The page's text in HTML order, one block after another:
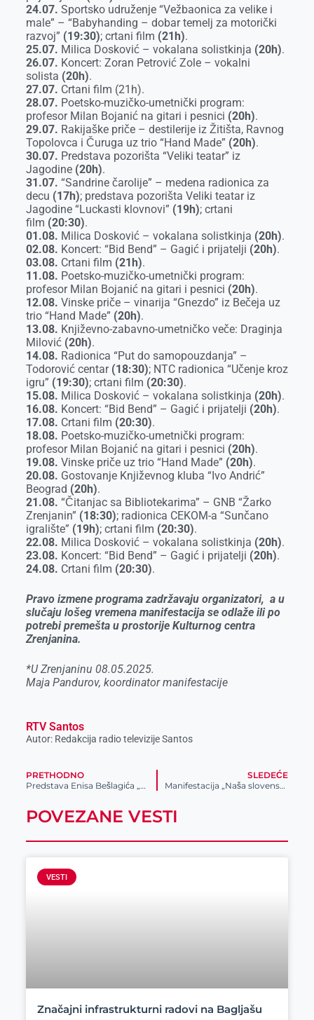
24.07. Sportsko udruženje “Vežbaonica za velike i
male” – “Babyhanding – dobar temelj za motorički
razvoj” (19:30); crtani film (21h).
25.07. Milica Dosković – vokalana solistkinja (20h).
26.07. Koncert: Zoran Petrović Zole – vokalni
solista (20h).
27.07. Crtani film (21h).
28.07. Poetsko-muzičko-umetnički program:
profesor Milan Bojanić na gitari i pesnici (20h).
29.07. Rakijaške priče – destilerije iz Žitišta, Ravnog
Topolovca i Čuruga uz trio “Hand Made” (20h).
30.07. Predstava pozorišta “Veliki teatar” iz
Jagodine (20h).
31.07. “Sandrine čarolije” – medena radionica za
decu (17h); predstava pozorišta Veliki teatar iz
Jagodine “Luckasti klovnovi” (19h); crtani
film (20:30).
01.08. Milica Dosković – vokalana solistkinja (20h).
02.08. Koncert: “Bid Bend” – Gagić i prijatelji (20h).
03.08. Crtani film (21h).
11.08. Poetsko-muzičko-umetnički program:
profesor Milan Bojanić na gitari i pesnici (20h).
12.08. Vinske priče – vinarija “Gnezdo” iz Bečeja uz
trio “Hand Made” (20h).
13.08. Književno-zabavno-umetničko veče: Draginja
Milović (20h).
14.08. Radionica “Put do samopouzdanja” –
Todorović centar (18:30); NTC radionica “Učenje kroz
igru” (19:30); crtani film (20:30).
15.08. Milica Dosković – vokalana solistkinja (20h).
16.08. Koncert: “Bid Bend” – Gagić i prijatelji (20h).
17.08. Crtani film (20:30).
18.08. Poetsko-muzičko-umetnički program:
profesor Milan Bojanić na gitari i pesnici (20h).
19.08. Vinske priče uz trio “Hand Made” (20h).
20.08. Gostovanje Književnog kluba “Ivo Andrić”
Beograd (20h).
21.08. “Čitanjac sa Bibliotekarima” – GNB “Žarko
Zrenjanin” (18:30); radionica CEKOM-a “Sunčano
igralište” (19h); crtani film (20:30).
22.08. Milica Dosković – vokalana solistkinja (20h).
23.08. Koncert: “Bid Bend” – Gagić i prijatelji (20h).
24.08. Crtani film (20:30).
Pravo izmene programa zadržavaju organizatori, a u
slučaju lošeg vremena manifestacija se odlaže ili po
potrebi premešta u prostorije Kulturnog centra
Zrenjanina.
*U Zrenjaninu 08.05.2025.
Maja Pandurov, koordinator manifestacije
RTV Santos
Autor: Redakcija radio televizije Santos
PRETHODNO
Predstava Enisa Bešlagića „Da sam ja neko“ u Zrenjaninu
SLEDEĆE
Manifestacija „Naša slovenska beseda“
POVEZANE VESTI
VESTI
Značajni infrastrukturni radovi na Bagljašu